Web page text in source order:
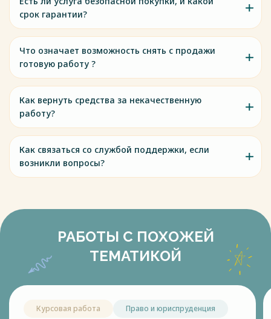
срок гарантии?
Что означает возможность снять с продажи
готовую работу ?
Как вернуть средства за некачественную
работу?
Как связаться со службой поддержки, если
возникли вопросы?
РАБОТЫ С ПОХОЖЕЙ
ТЕМАТИКОЙ
Курсовая работа Право и юриспруденция